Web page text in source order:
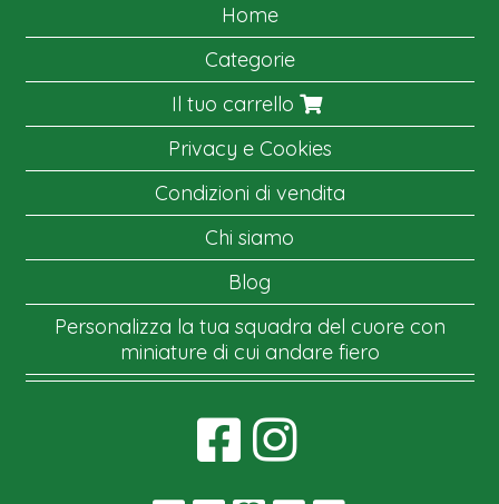
Home
Categorie
Il tuo carrello
Privacy e Cookies
Condizioni di vendita
Chi siamo
Blog
Personalizza la tua squadra del cuore con
miniature di cui andare fiero